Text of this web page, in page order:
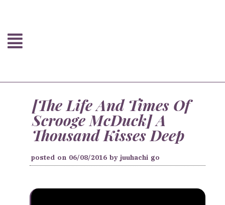
[The Life And Times Of
Scrooge McDuck] A
Thousand Kisses Deep
posted on 06/08/2016 by juuhachi go